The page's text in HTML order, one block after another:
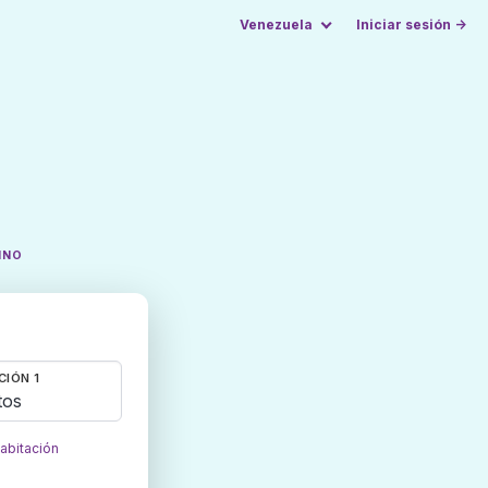
Venezuela Iniciar sesión →
1